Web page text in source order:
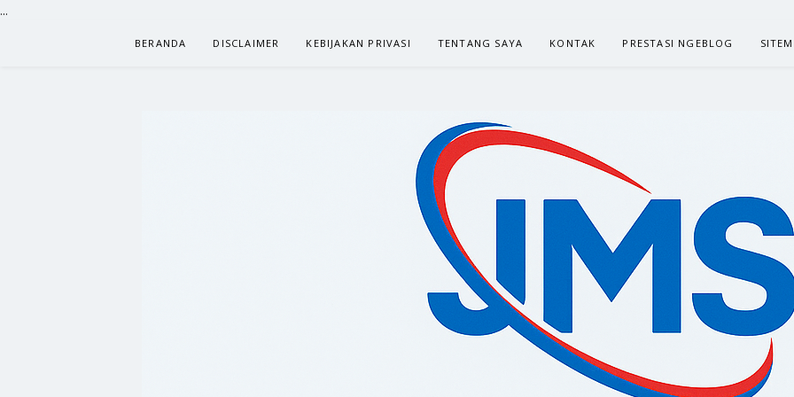
...
BERANDA DISCLAIMER KEBIJAKAN PRIVASI TENTANG SAYA KONTAK PRESTASI NGEBLOG